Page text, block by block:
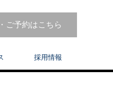
ご予約はこちら
採用情報